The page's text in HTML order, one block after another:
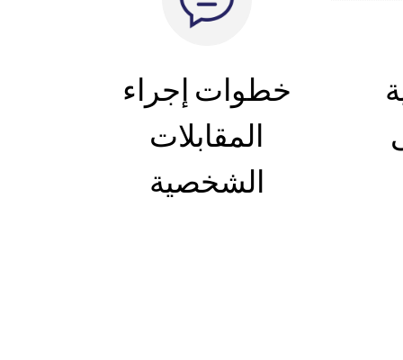
خطوات إجراء
المقابلات
الشخصية